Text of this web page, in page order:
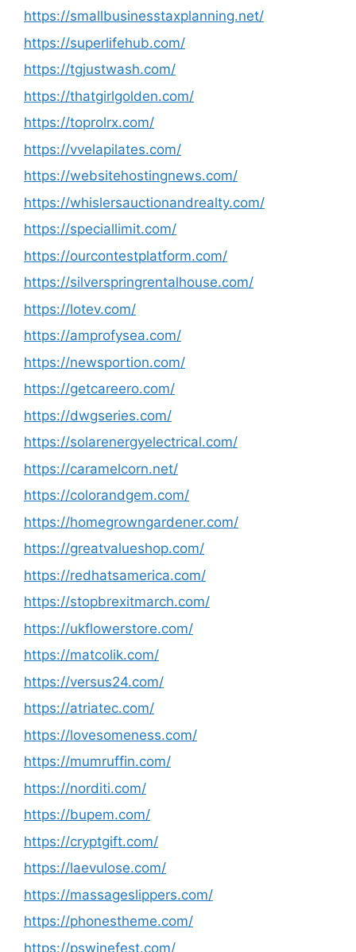
https://smallbusinesstaxplanning.net/
https://superlifehub.com/
https://tgjustwash.com/
https://thatgirlgolden.com/
https://toprolrx.com/
https://vvelapilates.com/
https://websitehostingnews.com/
https://whislersauctionandrealty.com/
https://speciallimit.com/
https://ourcontestplatform.com/
https://silverspringrentalhouse.com/
https://lotev.com/
https://amprofysea.com/
https://newsportion.com/
https://getcareero.com/
https://dwgseries.com/
https://solarenergyelectrical.com/
https://caramelcorn.net/
https://colorandgem.com/
https://homegrowngardener.com/
https://greatvalueshop.com/
https://redhatsamerica.com/
https://stopbrexitmarch.com/
https://ukflowerstore.com/
https://matcolik.com/
https://versus24.com/
https://atriatec.com/
https://lovesomeness.com/
https://mumruffin.com/
https://norditi.com/
https://bupem.com/
https://cryptgift.com/
https://laevulose.com/
https://massageslippers.com/
https://phonestheme.com/
https://pswinefest.com/